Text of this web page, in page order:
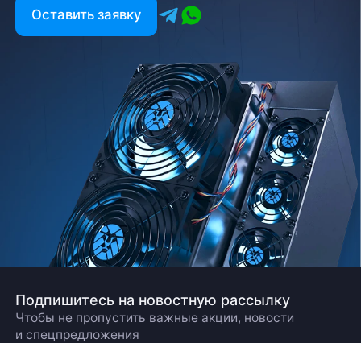
Оставить заявку
Подпишитесь на новостную рассылку
Чтобы не пропустить важные акции, новости
и спецпредложения